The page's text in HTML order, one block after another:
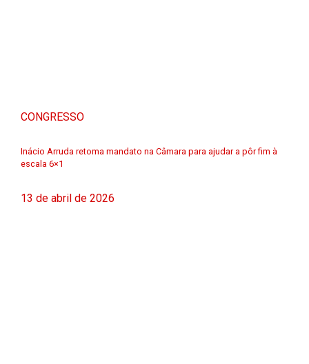
CONGRESSO
Inácio Arruda retoma mandato na Câmara para ajudar a pôr fim à
escala 6×1
13 de abril de 2026